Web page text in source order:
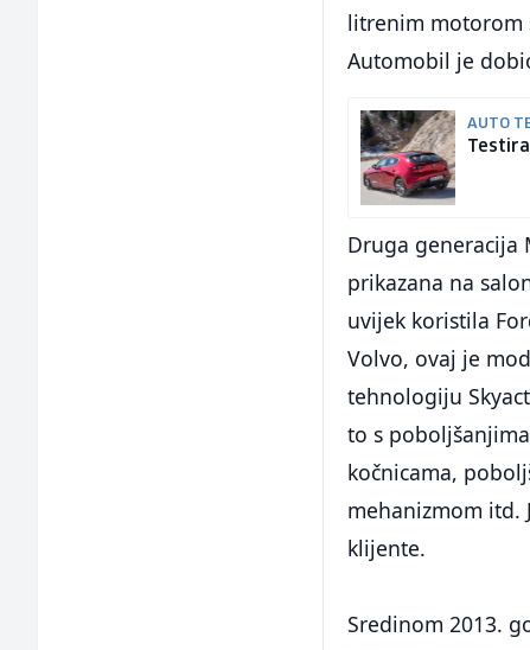
litrenim motorom
Automobil je
AUTO
Druga generacija
prikazana na
uvijek koristila
Volvo, ovaj je
tehnologiju
to s
kočnicama,
mehanizmom itd.
klijente.
Sredinom 2013.